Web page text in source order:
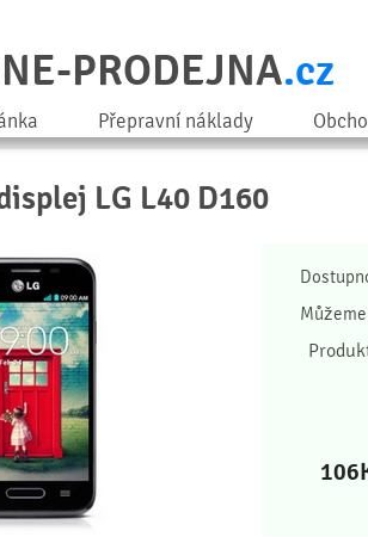
PRODEJNA.cz
Přepravní náklady
LG L40 D160
106